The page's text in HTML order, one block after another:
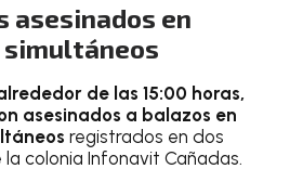
asesinados en
de las 15:00 horas,
asesinados a balazos en
registrados en dos
colonia Infonavit Cañadas.